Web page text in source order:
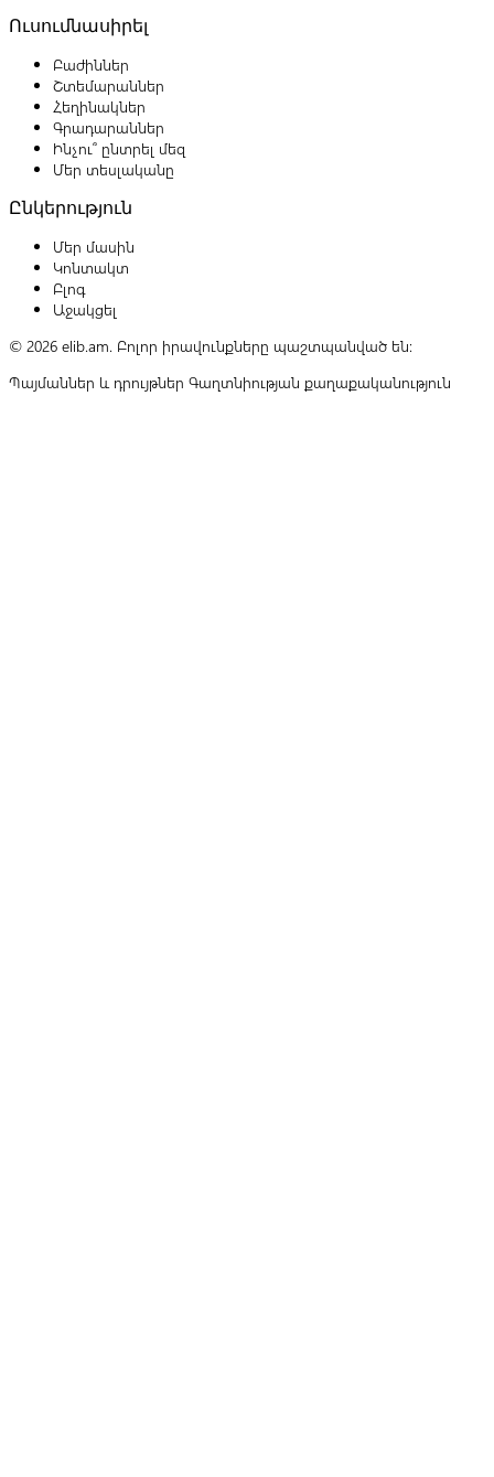
Ուսումնասիրել
Բաժիններ
Շտեմարաններ
Հեղինակներ
Գրադարաններ
Ինչու՞ ընտրել մեզ
Մեր տեսլականը
Ընկերություն
Մեր մասին
Կոնտակտ
Բլոգ
Աջակցել
© 2026 elib.am. Բոլոր իրավունքները պաշտպանված են:
Պայմաններ և դրույթներ Գաղտնիության քաղաքականություն